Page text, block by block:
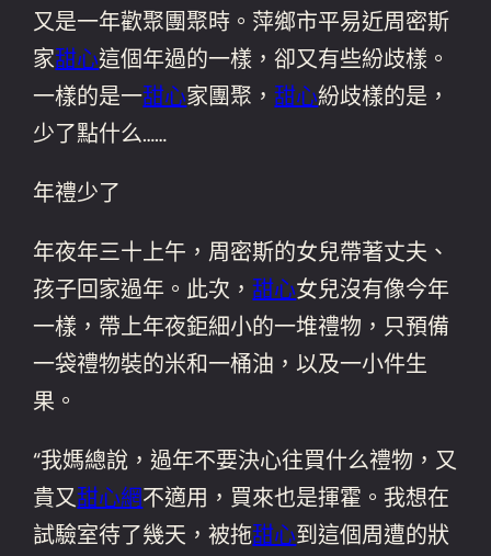
又是一年歡聚團聚時。萍鄉市平易近周密斯
家甜心這個年過的一樣，卻又有些紛歧樣。
一樣的是一甜心家團聚，甜心紛歧樣的是，
少了點什么……
年禮少了
年夜年三十上午，周密斯的女兒帶著丈夫、
孩子回家過年。此次，甜心女兒沒有像今年
一樣，帶上年夜鉅細小的一堆禮物，只預備
一袋禮物裝的米和一桶油，以及一小件生
果。
“我媽總說，過年不要決心往買什么禮物，又
貴又甜心網不適用，買來也是揮霍。我想在
試驗室待了幾天，被拖甜心到這個周遭的狀